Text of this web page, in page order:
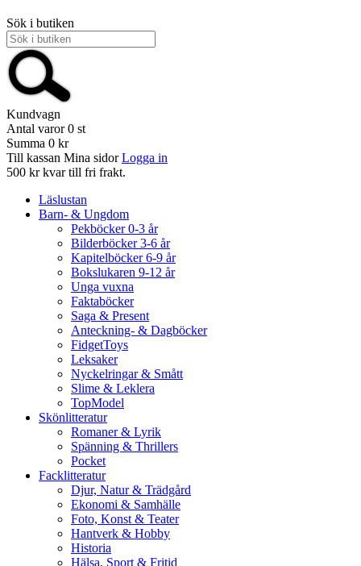
Sök i butiken
Kundvagn
Antal varor 0 st
Summa 0 kr
Till kassan Mina sidor Logga in
500 kr kvar till fri frakt.
Läslustan
Barn- & Ungdom
Pekböcker 0-3 år
Bilderböcker 3-6 år
Kapitelböcker 6-9 år
Bokslukaren 9-12 år
Unga vuxna
Faktaböcker
Saga & Present
Anteckning- & Dagböcker
FidgetToys
Leksaker
Nyckelringar & Smått
Slime & Leklera
TopModel
Skönlitteratur
Romaner & Lyrik
Spänning & Thrillers
Pocket
Facklitteratur
Djur, Natur & Trädgård
Ekonomi & Samhälle
Foto, Konst & Teater
Hantverk & Hobby
Historia
Hälsa, Sport & Fritid